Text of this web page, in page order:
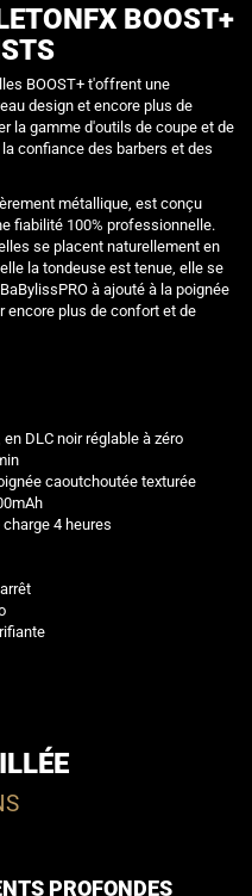
BOOST+
BOOST+ t'offrent une
design et encore plus de
la gamme d'outils de coupe et de
confiance des barbers et des
métallique, est conçu
fiabilité 100% professionnelle.
se placent naturellement en
la tondeuse est tenue, elle se
à ajouté à la poignée
encore plus de confort et de
DLC noir réglable à zéro
caoutchoutée texturée
4 heures
PROFONDES